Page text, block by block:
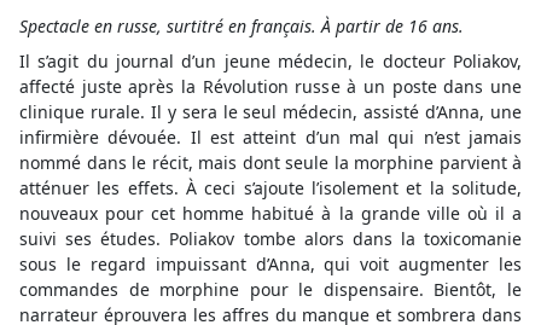
Spectacle en russe, surtitré en français. À partir de 16 ans.
Il s’agit du journal d’un jeune médecin, le docteur Poliakov,
affecté juste après la Révolution russe à un poste dans une
clinique rurale. Il y sera le seul médecin, assisté d’Anna, une
infirmière dévouée. Il est atteint d’un mal qui n’est jamais
nommé dans le récit, mais dont seule la morphine parvient à
atténuer les effets. À ceci s’ajoute l’isolement et la solitude,
nouveaux pour cet homme habitué à la grande ville où il a
suivi ses études. Poliakov tombe alors dans la toxicomanie
sous le regard impuissant d’Anna, qui voit augmenter les
commandes de morphine pour le dispensaire. Bientôt, le
narrateur éprouvera les affres du manque et sombrera dans